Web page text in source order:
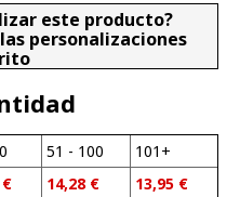
este producto?
personalizaciones
€
51 - 100
14,28 €
101+
13,95 €